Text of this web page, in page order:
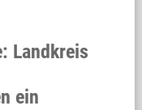
Landkreis
ein